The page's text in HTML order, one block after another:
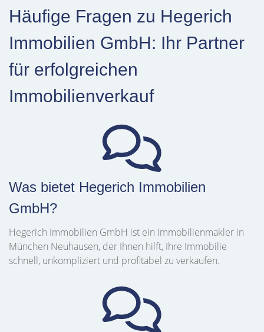
Häufige Fragen zu Hegerich
Immobilien GmbH: Ihr Partner
für erfolgreichen
Immobilienverkauf
Was bietet Hegerich Immobilien
GmbH?
Hegerich Immobilien GmbH ist ein Immobilienmakler in
München Neuhausen, der Ihnen hilft, Ihre Immobilie
schnell, unkompliziert und profitabel zu verkaufen.